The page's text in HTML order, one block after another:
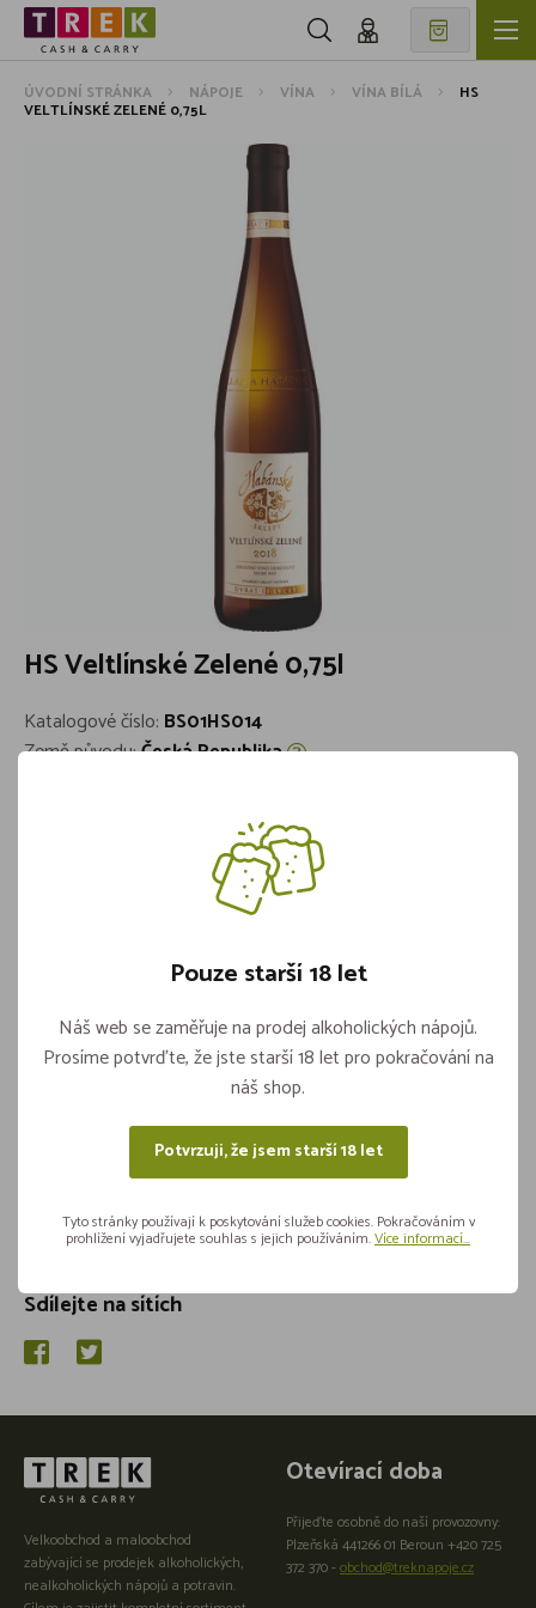
ÚVODNÍ STRÁNKA NÁPOJE VÍNA VÍNA BÍLÁ HS
VELTLÍNSKÉ ZELENÉ 0,75L
HS Veltlínské Zelené 0,75l
Katalogové číslo: BS01HS014
Země původu:Česká Republika
Habánské sklepy
99,-
ks Vložit do košíku
Sdílejte na sítích
Velkoobchod a maloobchod
zabývající se prodejek alkoholických,
nealkoholických nápojů a potravin.
Otevírací doba
Přijeďte osobně do naší provozovny:
Plzeňská 441266 01 Beroun +420 725
372 370 -obchod@treknapoje.cz
Pouze starší 18 let
Náš web se zaměřuje na prodej alkoholických nápojů.
Prosíme potvrďte, že jste starší 18 let pro pokračování na
náš shop.
Potvrzuji, že jsem starší 18 let
Tyto stránky používají k poskytování služeb cookies. Pokračováním v
prohlížení vyjadřujete souhlas s jejich používáním.Více informací...